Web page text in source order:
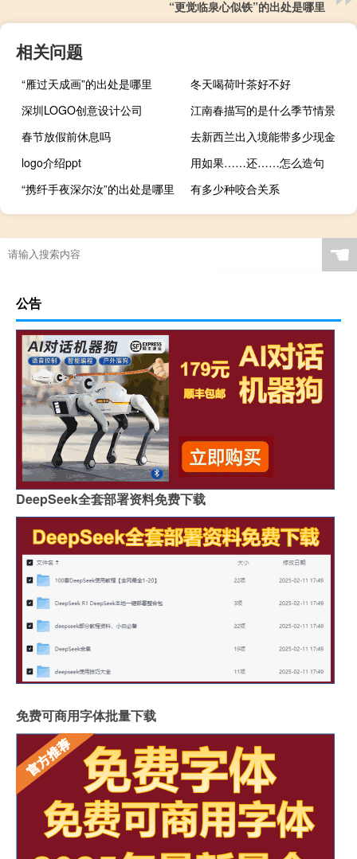
“更觉临泉心似铁”的出处是哪里
相关问题
“雁过天成画”的出处是哪里
冬天喝荷叶茶好不好
深圳LOGO创意设计公司
江南春描写的是什么季节情景
春节放假前休息吗
去新西兰出入境能带多少现金
logo介绍ppt
用如果……还……怎么造句
“携纤手夜深尔汝”的出处是哪里
有多少种咬合关系
☚
公告
DeepSeek全套部署资料免费下载
免费可商用字体批量下载